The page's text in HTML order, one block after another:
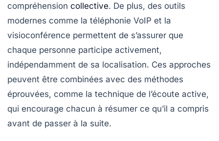
compréhension collective. De plus, des outils
modernes comme la téléphonie VoIP et la
visioconférence permettent de s’assurer que
chaque personne participe activement,
indépendamment de sa localisation. Ces approches
peuvent être combinées avec des méthodes
éprouvées, comme la technique de l’écoute active,
qui encourage chacun à résumer ce qu’il a compris
avant de passer à la suite.